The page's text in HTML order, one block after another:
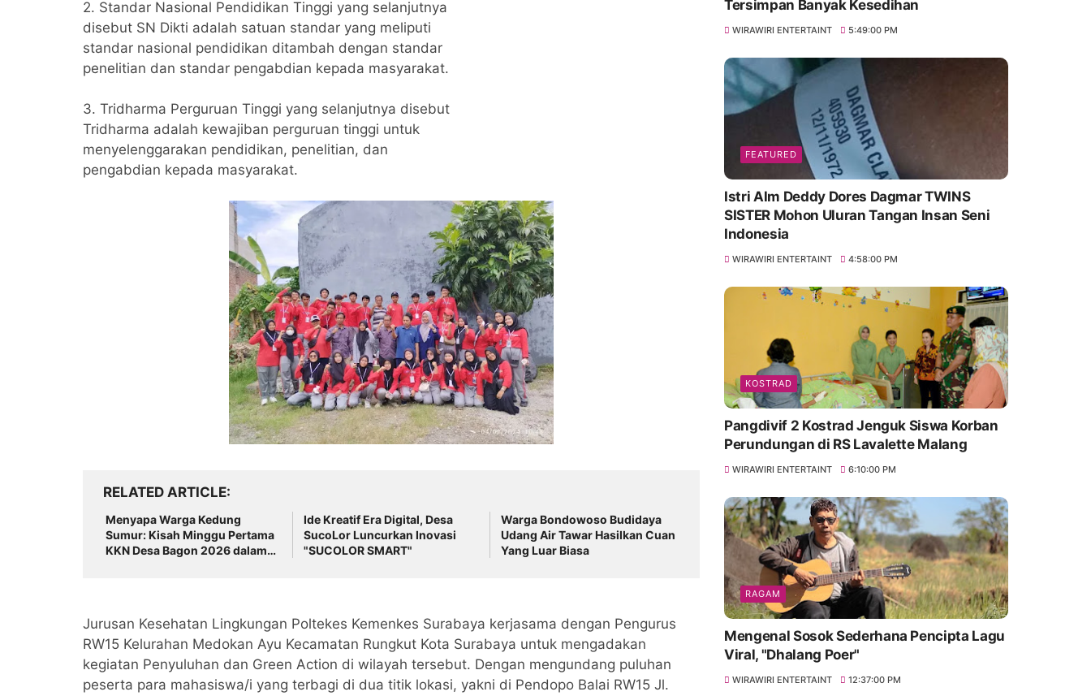
2. Standar Nasional Pendidikan Tinggi yang selanjutnya
disebut SN Dikti adalah satuan standar yang meliputi
standar nasional pendidikan ditambah dengan standar
penelitian dan standar pengabdian kepada masyarakat.
3. Tridharma Perguruan Tinggi yang selanjutnya disebut
Tridharma adalah kewajiban perguruan tinggi untuk
menyelenggarakan pendidikan, penelitian, dan
pengabdian kepada masyarakat.
RELATED ARTICLE
Menyapa Warga Kedung
Sumur: Kisah Minggu Pertama
KKN Desa Bagon 2026 dalam
Ide Kreatif Era Digital, Desa
SucoLor Luncurkan Inovasi
"SUCOLOR SMART"
Warga Bondowoso Budidaya
Udang Air Tawar Hasilkan Cuan
Yang Luar Biasa
Jurusan Kesehatan Lingkungan Poltekes Kemenkes Surabaya kerjasama dengan Pengurus
RW15 Kelurahan Medokan Ayu Kecamatan Rungkut Kota Surabaya untuk mengadakan
kegiatan Penyuluhan dan Green Action di wilayah tersebut. Dengan mengundang puluhan
peserta para mahasiswa/i yang terbagi di dua titik lokasi, yakni di Pendopo Balai RW15 Jl.
Tersimpan Banyak Kesedihan
WIRAWIRI ENTERTAINT 5:49:00 PM
FEATURED
Istri Alm Deddy Dores Dagmar TWINS
SISTER Mohon Uluran Tangan Insan Seni
Indonesia
WIRAWIRI ENTERTAINT 4:58:00 PM
KOSTRAD
Pangdivif 2 Kostrad Jenguk Siswa Korban
Perundungan di RS Lavalette Malang
WIRAWIRI ENTERTAINT 6:10:00 PM
RAGAM
Mengenal Sosok Sederhana Pencipta Lagu
Viral, "Dhalang Poer"
WIRAWIRI ENTERTAINT 12:37:00 PM